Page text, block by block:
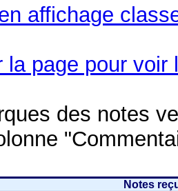
affichage
la page pour
des notes
Notes